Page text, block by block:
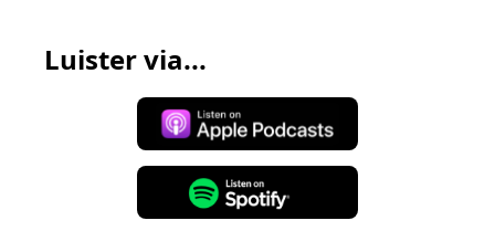
Luister via...